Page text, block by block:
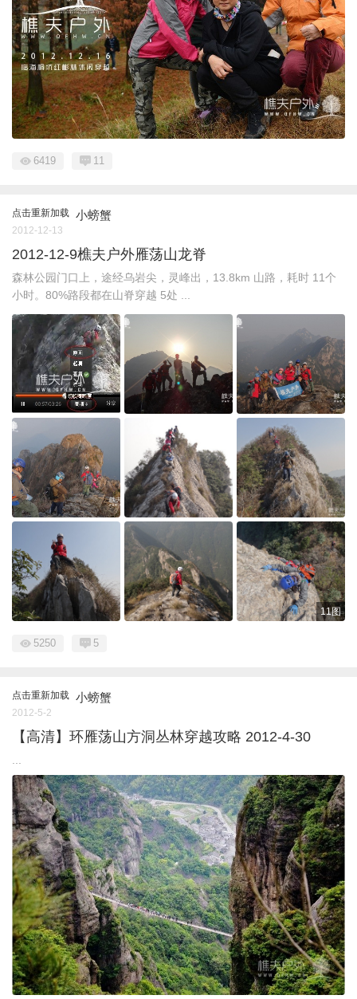
6419 11
点击重新加载 小螃蟹
2012-12-13
2012-12-9樵夫户外雁荡山龙脊
森林公园门口上，途经乌岩尖，灵峰出，13.8km 山路，耗时 11个
小时。80%路段都在山脊穿越 5处 ...
11图
5250 5
点击重新加载 小螃蟹
2012-5-2
【高清】环雁荡山方洞丛林穿越攻略 2012-4-30